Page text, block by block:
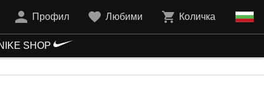
Профил Любими Количка
SHOP